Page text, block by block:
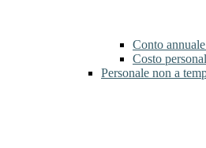
Conto
Costo
Personale non a